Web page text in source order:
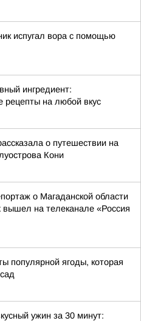
испугал вора с помощью
ингредиент:
рецепты на любой вкус
о путешествии на
Кони
о Магаданской области
вышел на телеканале «Россия
популярной ягоды, которая
ужин за 30 минут: